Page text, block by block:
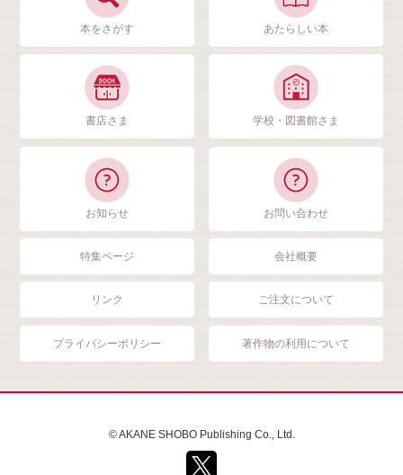
本をさがす あたらしい本
書店さま 学校・図書館さま
お知らせ お問い合わせ
特集ページ 会社概要
リンク ご注文について
プライバシーポリシー 著作物の利用について
© AKANE SHOBO Publishing Co., Ltd.